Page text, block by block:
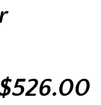
526.00